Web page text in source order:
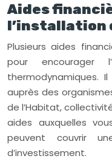
Aides
l’installation
Plusieurs aides
pour encourager
thermodynamiques.
auprès des
de l’Habitat,
aides auxquelles
peuvent couvrir
d’investissement.